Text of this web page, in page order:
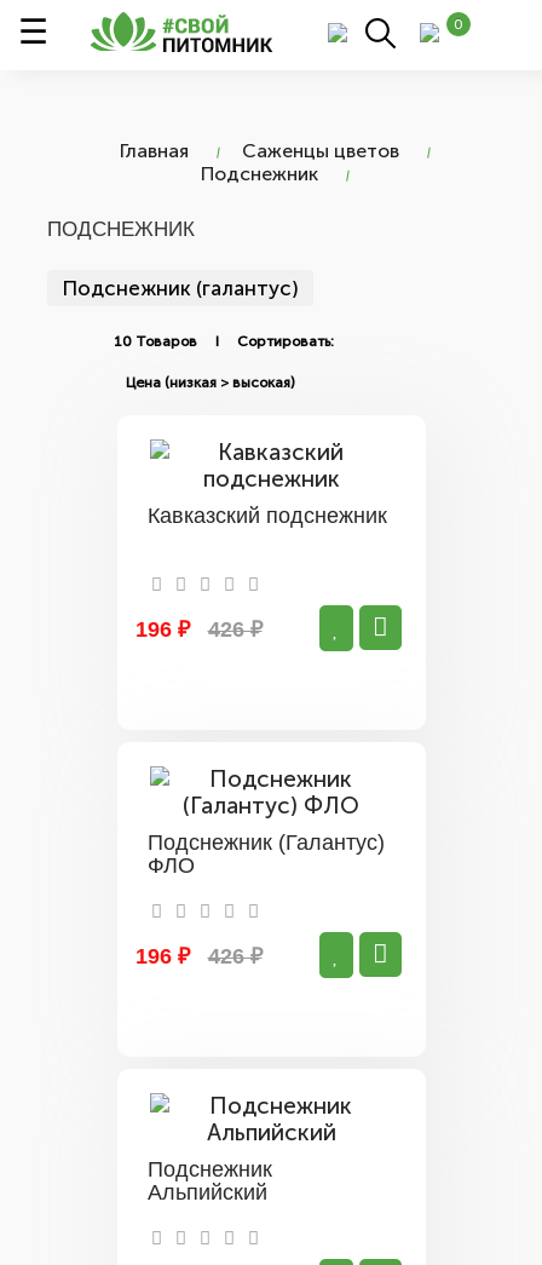
0
Главная
Саженцы цветов
Подснежник
ПОДСНЕЖНИК
Подснежник (галантус)
10 Товаров I Сортировать:
Кавказский подснежник
196 ₽ 426 ₽
Подснежник (Галантус)
ФЛО
196 ₽ 426 ₽
Подснежник
Альпийский